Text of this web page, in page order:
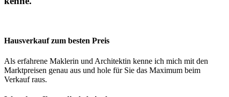
Hausverkauf zum besten Preis
Als erfahrene Maklerin und Architektin kenne ich mich mit den
Marktpreisen genau aus und hole für Sie das Maximum beim
Verkauf raus.